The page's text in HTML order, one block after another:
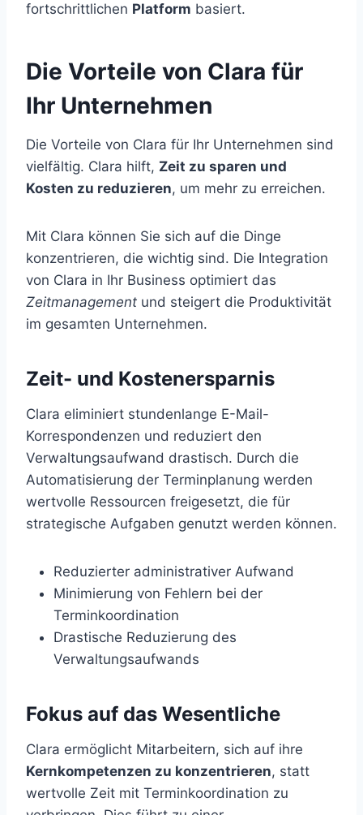
fortschrittlichen Platform basiert.
Die Vorteile von Clara für
Ihr Unternehmen
Die Vorteile von Clara für Ihr Unternehmen sind
vielfältig. Clara hilft, Zeit zu sparen und
Kosten zu reduzieren, um mehr zu erreichen.
Mit Clara können Sie sich auf die Dinge
konzentrieren, die wichtig sind. Die Integration
von Clara in Ihr Business optimiert das
Zeitmanagement und steigert die Produktivität
im gesamten Unternehmen.
Zeit- und Kostenersparnis
Clara eliminiert stundenlange E-Mail-
Korrespondenzen und reduziert den
Verwaltungsaufwand drastisch. Durch die
Automatisierung der Terminplanung werden
wertvolle Ressourcen freigesetzt, die für
strategische Aufgaben genutzt werden können.
Reduzierter administrativer Aufwand
Minimierung von Fehlern bei der
Terminkoordination
Drastische Reduzierung des
Verwaltungsaufwands
Fokus auf das Wesentliche
Clara ermöglicht Mitarbeitern, sich auf ihre
Kernkompetenzen zu konzentrieren, statt
wertvolle Zeit mit Terminkoordination zu